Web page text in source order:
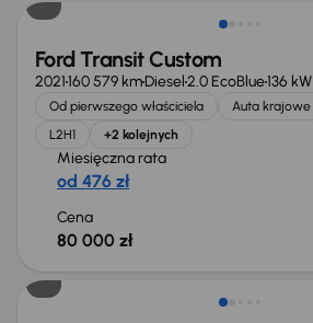
Ford Transit Custom
2021160 579 kmDiesel2.0 EcoBlue136 kW
Od pierwszego właściciela Auta krajowe
L2H1
+2 kolejnych
Miesięczna rata
od 476 zł
Cena
80 000 zł